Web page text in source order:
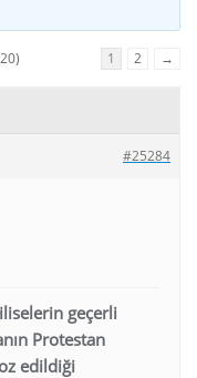
1 2 →
#25284
geçerli
Protestan
edildiği